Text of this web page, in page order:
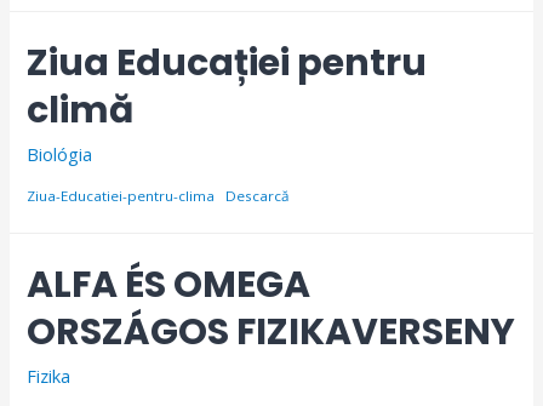
Ziua Educației pentru
climă
Biológia
Ziua-Educatiei-pentru-clima Descarcă
ALFA ÉS OMEGA
ORSZÁGOS FIZIKAVERSENY
Fizika